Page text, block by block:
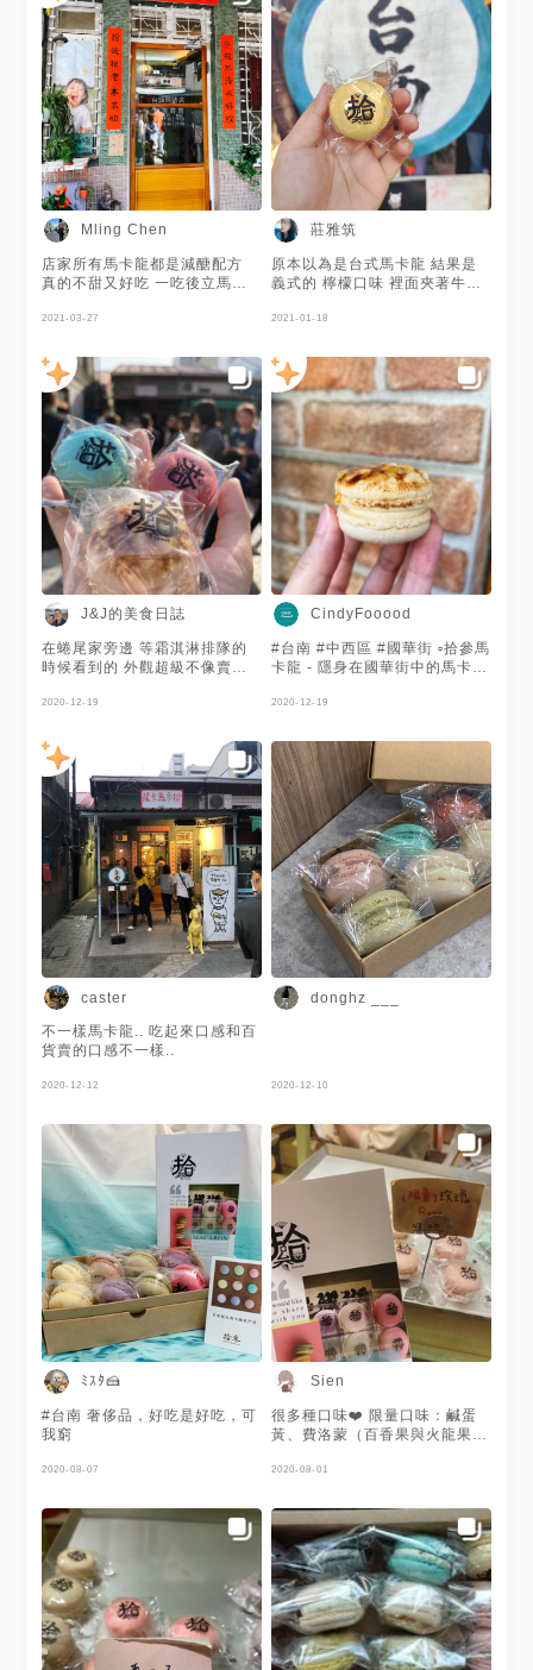
Mling Chen
店家所有馬卡龍都是減醣配方
真的不甜又好吃 一吃後立馬愛
2021-03-27
莊雅筑
原本以為是台式馬卡龍 結果是
義式的 檸檬口味 裡面夾著牛軋
2021-01-18
J&J的美食日誌
在蜷尾家旁邊 等霜淇淋排隊的
時候看到的 外觀超級不像賣馬
但是馬卡龍卻非常的新奇 當天
深刻的 鹹蛋黃、百香果+火龍
果、檸檬+紅玉紅茶 但因為是第
一次買就買感覺比較安全的口味
紅絲絨、焦糖海鹽、萊姆葡萄
因為是減糖配方（店家說的）
所以吃起來相較一般的馬卡龍真
的比較不甜 但也是因為如此 也
比較不會膩 紅絲絨 中間夾乳酪
奶香味十足 萊姆葡萄 帶著萊姆
酒香味 中間的餡料還有葡萄乾
碎末 葡萄乾+萊姆酒絕配 焦糖
海鹽 店家說是招牌 真的當之無
愧 外層的焦糖薄薄一層 較有咬
勁 越咬越香 如果不知道聖誕節
要送什麼 這家馬卡龍真的是首
選
2020-12-19
CindyFooood
#台南 #中西區 #國華街 ▫️拾參馬
卡龍 - 隱身在國華街中的馬卡龍
的！ 水果口味的馬卡龍個人比
檬口味真的不夠酸～～🍋
2020-12-19
caster
不一樣馬卡龍.. 吃起來口感和百
貨賣的口感不一樣..
2020-12-12
donghz ___
2020-12-10
ﾐｽﾀ🍰
#台南 奢侈品，好吃是好吃，可
我窮
2020-08-07
Sien
很多種口味❤️ 限量口味：鹹蛋
黃、費洛蒙（百香果與火龍果製
糖、乳酪起司 招牌：檸檬、抹
花瓣加入內餡，富有濃郁玫瑰香
氣） 其他口味：草莓、葡萄蘭
姆、原味杏仁、巧克力、咖啡、
覆盆子、芝麻、藍莓。 📍台南
市中西區正興街63號 💰8入
$380 12入$550 16入$720 24
入$1090 馬卡龍保存方法：常
溫/陰涼處-即早食用完畢，冷
藏-7天，冷凍-14天（需退冰5
2020-08-01